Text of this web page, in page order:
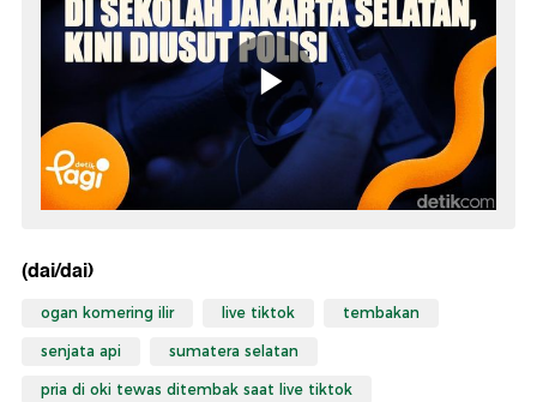
(dai/dai)
ogan komering ilir live tiktok tembakan
senjata api sumatera selatan
pria di oki tewas ditembak saat live tiktok